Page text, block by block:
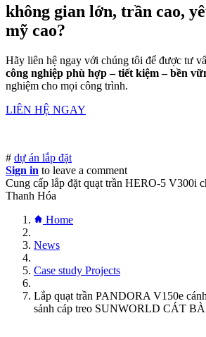
không gian lớn, trần cao,
mỹ cao?
Hãy liên hệ ngay với chúng tôi để được tư
công nghiệp phù hợp – tiết kiệm – bền
nghiệm cho mọi công trình.
LIÊN HỆ NGAY
# dự án lắp đặt
Sign in to leave a comment
Cung cấp lắp đặt quạt trần HERO-5 V300i
Thanh Hóa
Home
News
Case study Projects
Lắp quạt trần PANDORA V150e
sảnh cáp treo SUNWORLD CÁT BÀ